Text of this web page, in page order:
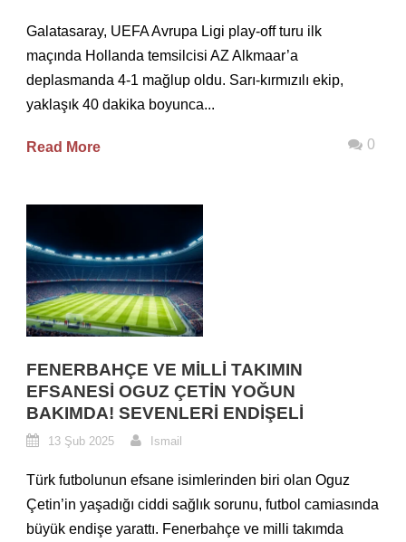
Galatasaray, UEFA Avrupa Ligi play-off turu ilk
maçında Hollanda temsilcisi AZ Alkmaar’a
deplasmanda 4-1 mağlup oldu. Sarı-kırmızılı ekip,
yaklaşık 40 dakika boyunca...
Read More 0
FENERBAHÇE VE MILLI TAKIMIN
EFSANESI OGUZ ÇETIN YOĞUN
BAKIMDA! SEVENLERI ENDIŞELI
13 Şub 2025 Ismail
Türk futbolunun efsane isimlerinden biri olan Oguz
Çetin’in yaşadığı ciddi sağlık sorunu, futbol camiasında
büyük endişe yarattı. Fenerbahçe ve milli takımda